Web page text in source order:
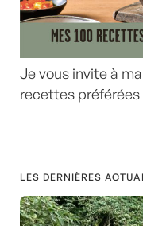
Je vous invite à
recettes préférées
LES DERNIÈRES